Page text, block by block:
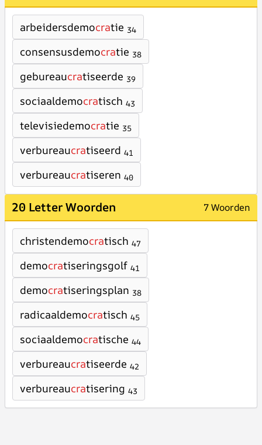
arbeidersdemocratie 34
consensusdemocratie 38
gebureaucratiseerde 39
sociaaldemocratisch 43
televisiedemocratie 35
verbureaucratiseerd 41
verbureaucratiseren 40
20 Letter Woorden 7 Woorden
christendemocratisch 47
democratiseringsgolf 41
democratiseringsplan 38
radicaaldemocratisch 45
sociaaldemocratische 44
verbureaucratiseerde 42
verbureaucratisering 43